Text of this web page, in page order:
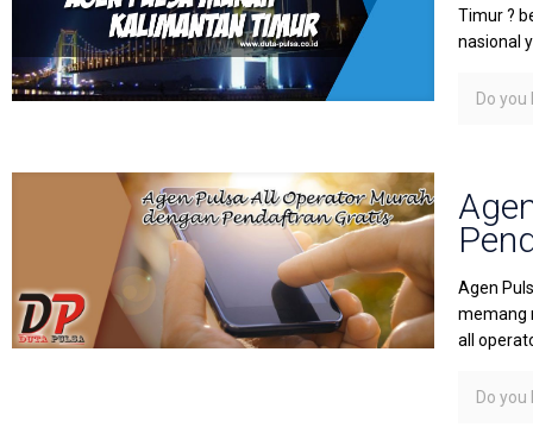
Timur ?
nasional
Do you
Agen
memang
all
Do you